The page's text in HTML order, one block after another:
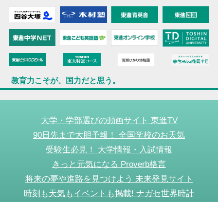
教育力こそが、国力だと思う。
大学・学部選びの動画サイト 東進TV
90日先まで大胆予報！ 全国学校のお天気
受験生必見！ 大学情報・入試情報
きっと元気になる Proverb格言
将来の夢や進路を見つけよう 未来発見サイト
時刻も天気もイベントも掲載! ナガセ世界時計